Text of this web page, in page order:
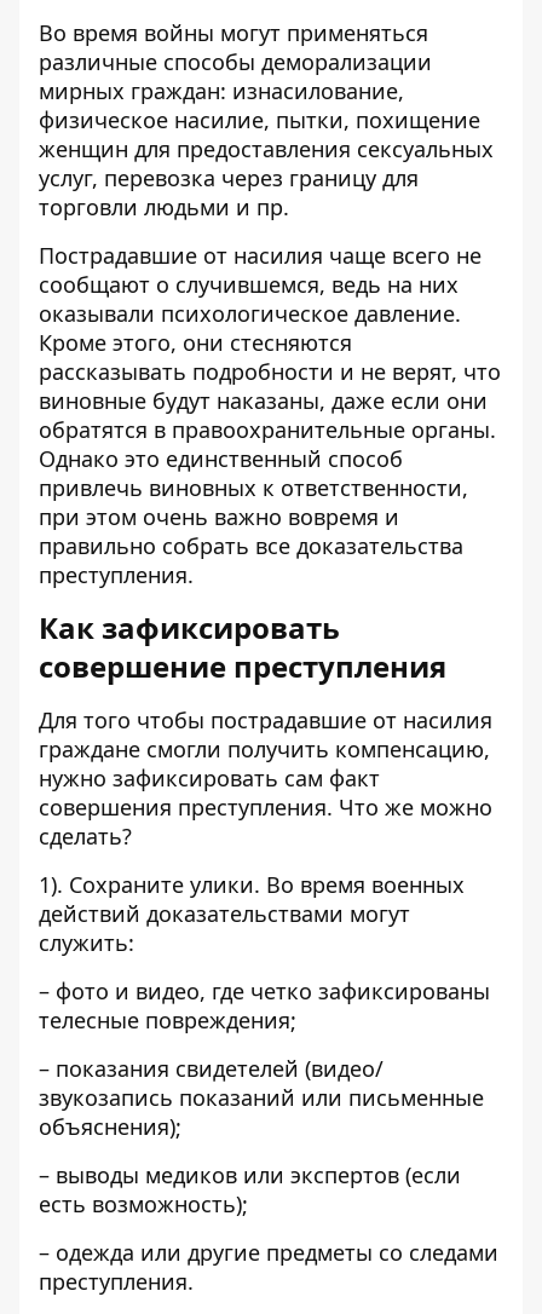
Во время войны могут применяться
различные способы деморализации
мирных граждан: изнасилование,
физическое насилие, пытки, похищение
женщин для предоставления сексуальных
услуг, перевозка через границу для
торговли людьми и пр.
Пострадавшие от насилия чаще всего не
сообщают о случившемся, ведь на них
оказывали психологическое давление.
Кроме этого, они стесняются
рассказывать подробности и не верят, что
виновные будут наказаны, даже если они
обратятся в правоохранительные органы.
Однако это единственный способ
привлечь виновных к ответственности,
при этом очень важно вовремя и
правильно собрать все доказательства
преступления.
Как зафиксировать
совершение преступления
Для того чтобы пострадавшие от насилия
граждане смогли получить компенсацию,
нужно зафиксировать сам факт
совершения преступления. Что же можно
сделать?
1). Сохраните улики. Во время военных
действий доказательствами могут
служить:
– фото и видео, где четко зафиксированы
телесные повреждения;
– показания свидетелей (видео/
звукозапись показаний или письменные
объяснения);
– выводы медиков или экспертов (если
есть возможность);
– одежда или другие предметы со следами
преступления.